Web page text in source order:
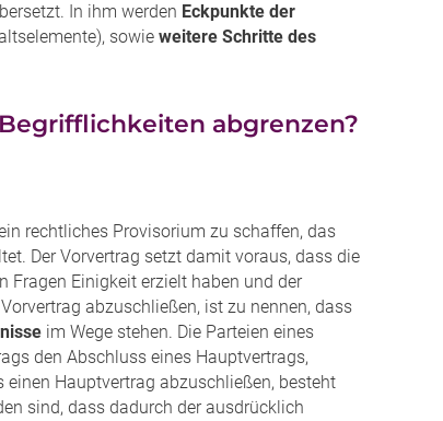
In ihm werden Eckpunkte der
sowie weitere Schritte des
abgrenzen?
rechtliches Provisorium zu schaffen, das
Der Vorvertrag setzt damit voraus, dass die
Fragen Einigkeit erzielt haben und der
abzuschließen, ist zu nennen, dass
im Wege stehen. Die Parteien eines
den Abschluss eines Hauptvertrags,
Hauptvertrag abzuschließen, besteht
sind, dass dadurch der ausdrücklich